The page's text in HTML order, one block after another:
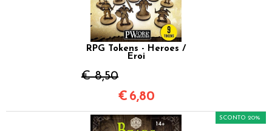
RPG Tokens - Heroes /
Eroi
€ 8,50
€ 6,80
SCONTO 20%